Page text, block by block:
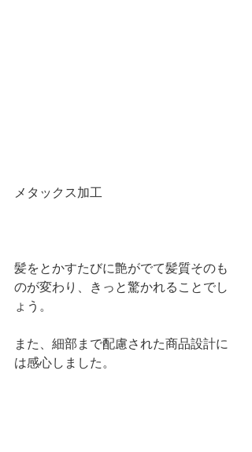
メタックス加工
髪をとかすたびに艶がでて髪質そのも
のが変わり、きっと驚かれることでし
ょう。
また、細部まで配慮された商品設計に
は感心しました。